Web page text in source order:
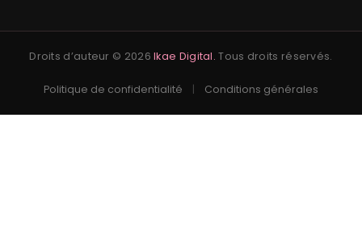
Droits d’auteur © 2026Ikae Digital. Tous droits réservés.
Politique de confidentialité Conditions générales